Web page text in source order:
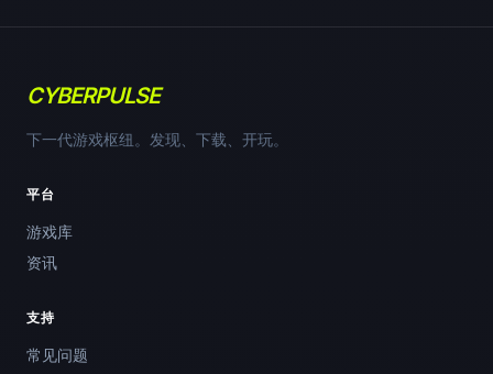
CYBERPULSE
下一代游戏枢纽。发现、下载、开玩。
平台
游戏库
资讯
支持
常见问题